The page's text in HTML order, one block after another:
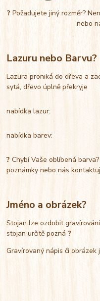
? Požadujete jiný rozměr?
nebo
Lazuru nebo Barvu?
Lazura proniká do dřeva a
sytá, dřevo úplně překryje
nabídka lazur:
nabídka barev:
?Chybí Vaše oblíbená
poznámky nebo nás
Jméno a obrázek?
Stojan lze ozdobit
stojan určitě pozná?
Gravírovaný nápis či obrázek